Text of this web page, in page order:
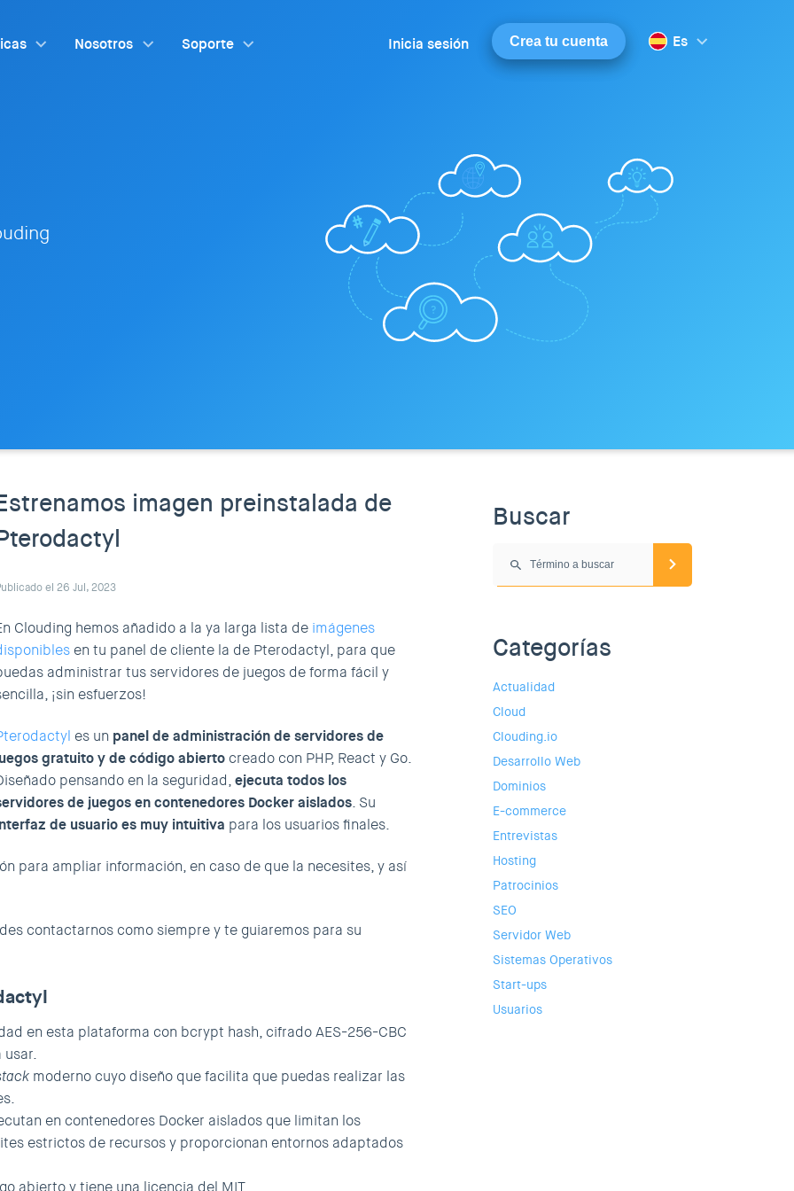
Nosotros Soporte Inicia sesión Crea tu cuenta Es
imagen preinstalada de
el 26 Jul, 2023
Clouding hemos añadido a la ya larga lista de imágenes
en tu panel de cliente la de Pterodactyl, para que
administrar tus servidores de juegos de forma fácil y
¡sin esfuerzos!
es un panel de administración de servidores de
gratuito y de código abierto creado con PHP, React y Go.
pensando en la seguridad,ejecuta todos los
de juegos en contenedores Docker aislados. Su
de usuario es muy intuitiva para los usuarios finales.
para ampliar información, en caso de que la necesites, y así
contactarnos como siempre y te guiaremos para su
en esta plataforma con bcrypt hash, cifrado AES-256-CBC
usar.
moderno cuyo diseño que facilita que puedas realizar las
en contenedores Docker aislados que limitan los
estrictos de recursos y proporcionan entornos adaptados
abierto y tiene una licencia del MIT.
Buscar
Categorías
Actualidad
Cloud
Clouding.io
Desarrollo Web
Dominios
E-commerce
Entrevistas
Hosting
Patrocinios
SEO
Servidor Web
Sistemas Operativos
Start-ups
Usuarios